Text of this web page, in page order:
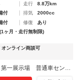
走行
8.8万km
付 排気
2000cc
付 修復
あり
ヶ月・走行無制限)
オンライン商談可
オートタウン犬山 一宮千秋店 第一展示場 普通車センター